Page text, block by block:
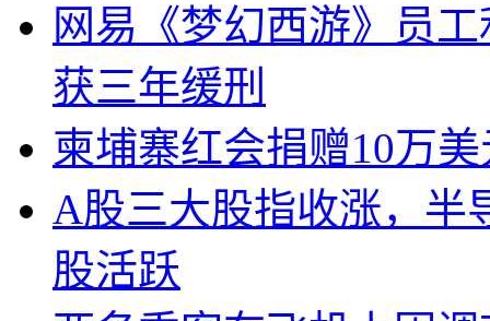
网易《梦幻西游》员
获三年缓刑
柬埔寨红会捐赠10万
A股三大股指收涨，半
股活跃